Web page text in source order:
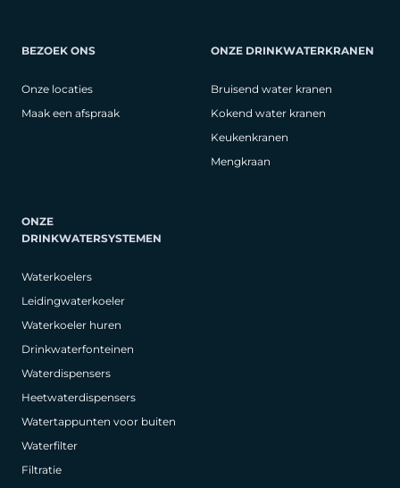
BEZOEK ONS
Onze locaties
Maak een afspraak
ONZE DRINKWATERKRANEN
Bruisend water kranen
Kokend water kranen
Keukenkranen
Mengkraan
ONZE
DRINKWATERSYSTEMEN
Waterkoelers
Leidingwaterkoeler
Waterkoeler huren
Drinkwaterfonteinen
Waterdispensers
Heetwaterdispensers
Watertappunten voor buiten
Waterfilter
Filtratie